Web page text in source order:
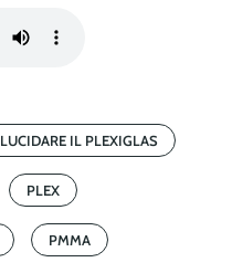
LUCIDARE IL PLEXIGLAS
PLEX
PMMA